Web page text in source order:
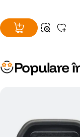
Populare